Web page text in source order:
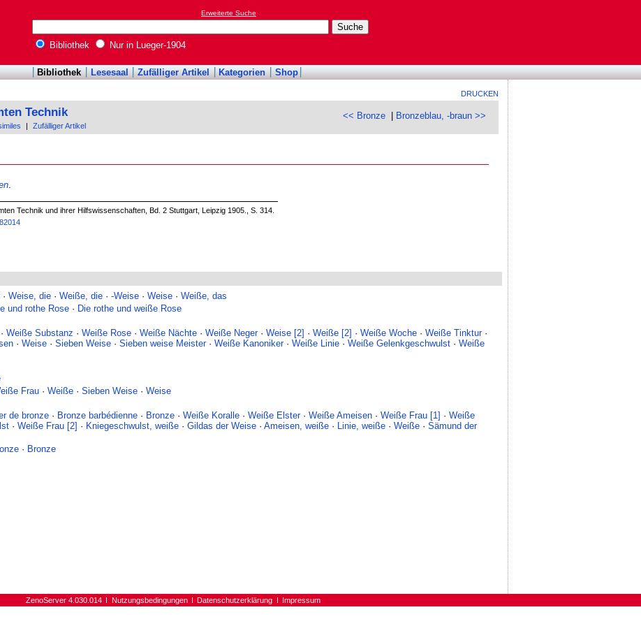
Erweiterte Suche
Bibliothek Nur in Lueger-1904
Bibliothek Lesesaal Zufälliger Artikel Kategorien Shop
DRUCKEN
<< Bronze Bronzeblau, -braun >>
Technik
Zufälliger Artikel
.
Technik und ihrer Hilfswissenschaften, Bd. 2 Stuttgart, Leipzig 1905., S. 314.
·Weise, die ·Weiße, die ·-Weise ·Weise ·Weiße, das
und rothe Rose · Die rothe und weiße Rose
·Weiße Substanz ·Weiße Rose ·Weiße Nächte ·Weiße Neger·Weise [2] ·Weiße [2] ·Weiße Woche ·Weiße Tinktur·
· Weise· Sieben Weise· Sieben weise Meister· Weiße Kanoniker· Weiße Linie· Weiße Gelenkgeschwulst· Weiße
Frau ·Weiße ·Sieben Weise ·Weise
de bronze · Bronze barbédienne · Bronze ·Weiße Koralle ·Weiße Elster·Weiße Ameisen ·Weiße Frau [1] ·Weiße
· Weiße Frau [2] · Kniegeschwulst, weiße· Gildas der Weise· Ameisen, weiße· Linie, weiße· Weiße· Sämund der
· Bronze
ZenoServer 4.030.014 Nutzungsbedingungen Datenschutzerklärung Impressum